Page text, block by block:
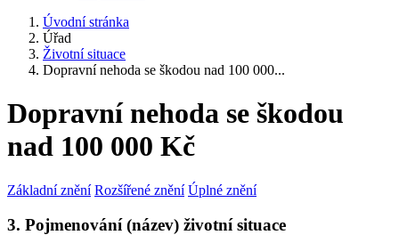
Úvodní stránka
Úřad
Životní situace
Dopravní nehoda se škodou nad 100 000...
Dopravní nehoda se škodou
nad 100 000 Kč
Základní znění Rozšířené znění Úplné znění
3. Pojmenování (název) životní situace